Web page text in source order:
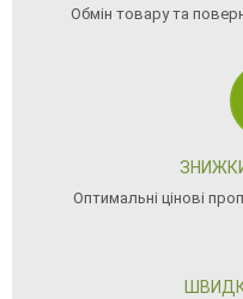
Обмін товару та
Оптимальні цінові